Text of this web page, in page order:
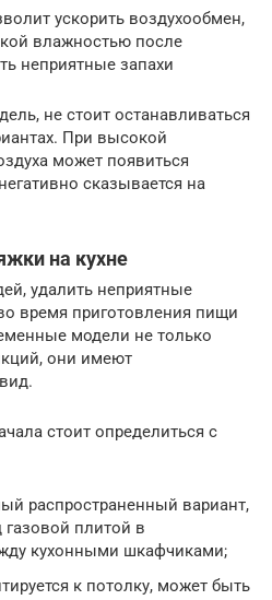
ускорить воздухообмен,
влажностью после
неприятные запахи
не стоит останавливаться
При высокой
может появиться
сказывается на
на кухне
удалить неприятные
время приготовления пищи
модели не только
они имеют
стоит определиться с
распространенный вариант,
газовой плитой в
кухонными шкафчиками;
к потолку, может быть